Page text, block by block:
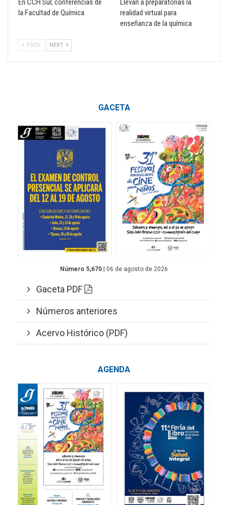
En CCH Sur, conferencias de
la Facultad de Química
Llevan a preparatorias la
realidad virtual para
enseñanza de la química
PREV NEXT
GACETA
Número 5,670 | 06 de agosto de 2026
Gaceta PDF
Números anteriores
Acervo Histórico (PDF)
AGENDA